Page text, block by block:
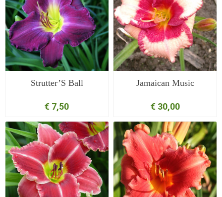
Strutter’S Ball
€ 7,50
Jamaican Music
€ 30,00